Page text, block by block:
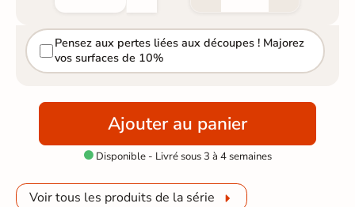
Pensez aux pertes liées aux découpes ! Majorez
vos surfaces de 10%
Ajouter au panier
Disponible - Livré sous 3 à 4 semaines
Voir tous les produits de la série